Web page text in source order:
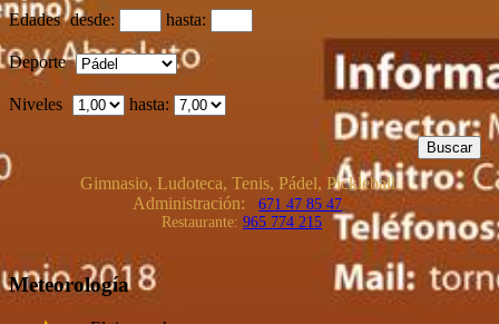
Edades desde: hasta:
Deporte
Niveles hasta:
Gimnasio, Ludoteca, Tenis, Pádel, Pickleball
Administración:
671 47 85 47
Restaurante: 965 774 215
Meteorología